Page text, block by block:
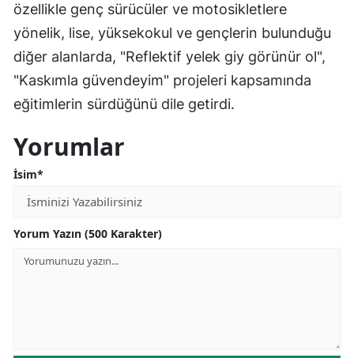
özellikle genç sürücüler ve motosikletlere
yönelik, lise, yüksekokul ve gençlerin bulunduğu
diğer alanlarda, "Reflektif yelek giy görünür ol",
"Kaskımla güvendeyim" projeleri kapsamında
eğitimlerin sürdüğünü dile getirdi.
Yorumlar
İsim*
Yorum Yazın (500 Karakter)